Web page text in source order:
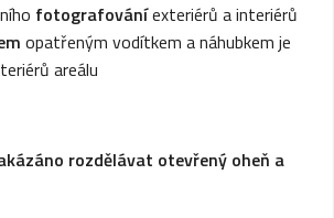
fotografováníexteriérů a interiérů
opatřeným vodítkem a náhubkem je
areálu
rozdělávat otevřený oheň a